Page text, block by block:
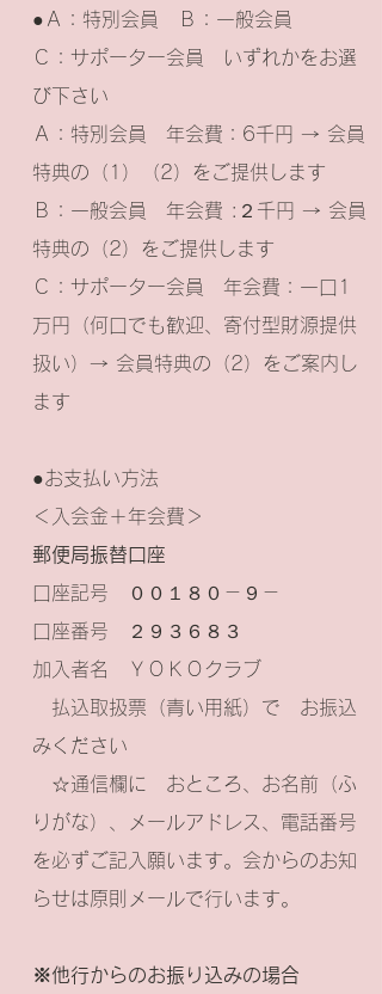
●Ａ：特別会員 Ｂ：一般会員
Ｃ：サポーター会員 いずれかをお選
び下さい
Ａ：特別会員 年会費：6千円 → 会員
特典の（1）（2）をご提供します
Ｂ：一般会員 年会費 :２千円 → 会員
特典の（2）をご提供します
Ｃ：サポーター会員 年会費：一口1
万円（何口でも歓迎、寄付型財源提供
扱い）→ 会員特典の（2）をご案内し
ます
●お支払い方法
＜入会金＋年会費＞
郵便局振替口座
口座記号 ００１８０－９－
口座番号 ２９３６８３
加入者名 ＹＯＫＯクラブ
払込取扱票（青い用紙）で お振込
みください
☆通信欄に おところ、お名前（ふ
りがな）、メールアドレス、電話番号
を必ずご記入願います。会からのお知
らせは原則メールで行います。
※他行からのお振り込みの場合